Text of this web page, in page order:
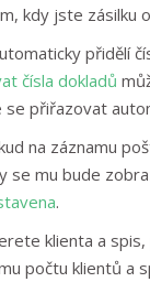
kdy jste zásilku
přidělí
čísla dokladů
se přiřazovat
na záznamu
se mu bude
.
klienta a
počtu klientů a